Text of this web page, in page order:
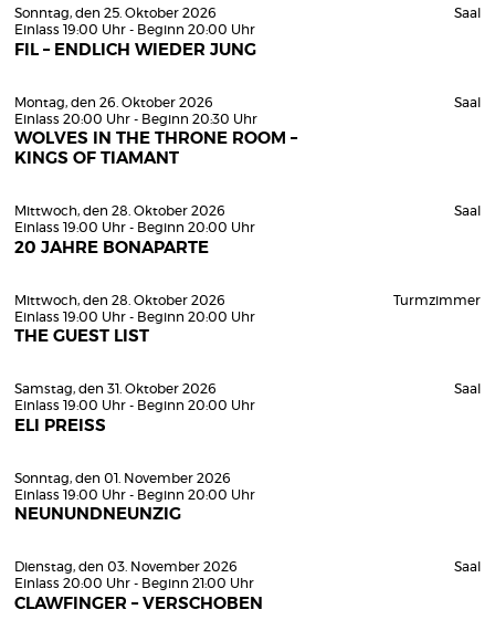
Sonntag, den 25. Oktober 2026
Einlass 19:00 Uhr - Beginn 20:00 Uhr
FIL – ENDLICH WIEDER JUNG
Saal
Montag, den 26. Oktober 2026
Einlass 20:00 Uhr - Beginn 20:30 Uhr
WOLVES IN THE THRONE ROOM –
KINGS OF TIAMANT
Saal
Mittwoch, den 28. Oktober 2026
Einlass 19:00 Uhr - Beginn 20:00 Uhr
20 JAHRE BONAPARTE
Saal
Mittwoch, den 28. Oktober 2026
Einlass 19:00 Uhr - Beginn 20:00 Uhr
THE GUEST LIST
Turmzimmer
Samstag, den 31. Oktober 2026
Einlass 19:00 Uhr - Beginn 20:00 Uhr
ELI PREISS
Saal
Sonntag, den 01. November 2026
Einlass 19:00 Uhr - Beginn 20:00 Uhr
NEUNUNDNEUNZIG
Dienstag, den 03. November 2026
Einlass 20:00 Uhr - Beginn 21:00 Uhr
CLAWFINGER – VERSCHOBEN
Saal